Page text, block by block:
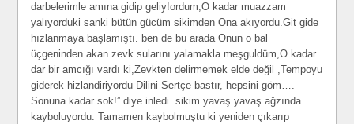
darbelerimle amına gidip geliy!ordum,O kadar muazzam
yalıyorduki sanki bütün gücüm sikimden Ona akıyordu.Git gide
hızlanmaya başlamıştı. ben de bu arada Onun o bal
üçgeninden akan zevk sularını yalamakla meşguldüm,O kadar
dar bir amcığı vardı ki,Zevkten delirmemek elde değil ,Tempoyu
giderek hizlandiriyordu Dilini Sertçe bastır, hepsini göm….
Sonuna kadar sok!” diye inledi. sikim yavaş yavaş ağzında
kayboluyordu. Tamamen kaybolmuştu ki yeniden çıkarıp